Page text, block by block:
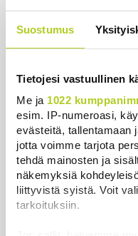
Suostumus
Tietojesi vastuullinen
Me ja 1022
esim. IP-numeroasi,
evästeitä, tallentamaan
jotta voimme tarjota
tehdä mainosten ja
näkemyksiä
liittyvistä syistä. Voit
tarkoituksiin.
Oletko ihmetellyt
ikkunankarmeissa?
1800-luvun
Turussa –
valikoituihin naisiin
Uutiset 7.8.2026 10:55
Keskustan Siika-aho
hänestä on Ylen
uutinen – ”Kokoomus